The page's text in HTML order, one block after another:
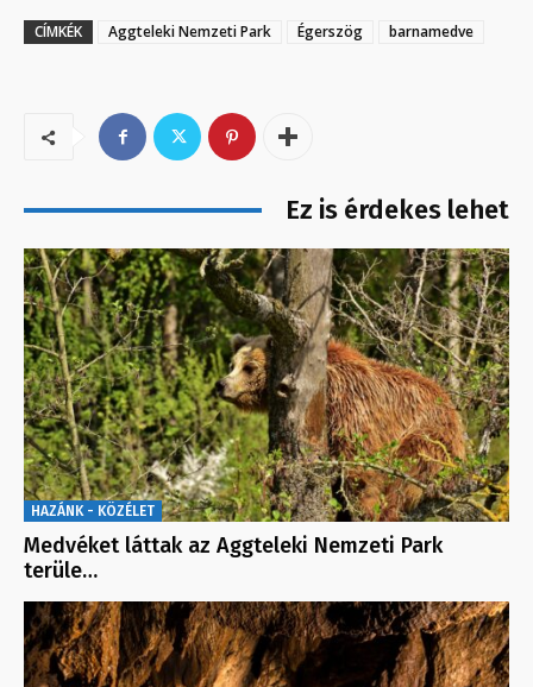
CÍMKÉK Aggteleki Nemzeti Park Égerszög barnamedve
Ez is érdekes lehet
HAZÁNK - KÖZÉLET
Medvéket láttak az Aggteleki Nemzeti Park
terüle…